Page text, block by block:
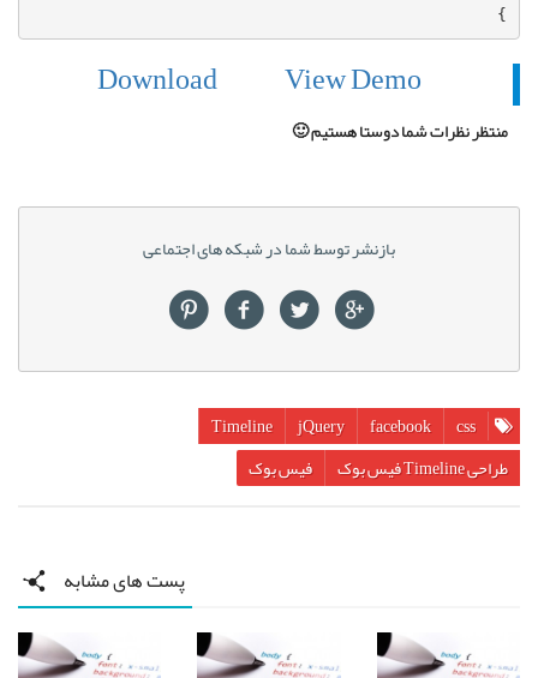
Download View Demo
منتظر نظرات شما دوستا هستیم 🙂
بازنشر توسط شما در شبکه های اجتماعی
css
facebook
jQuery
Timeline
طراحی Timeline فیس بوک
فیس بوک
پست های مشابه